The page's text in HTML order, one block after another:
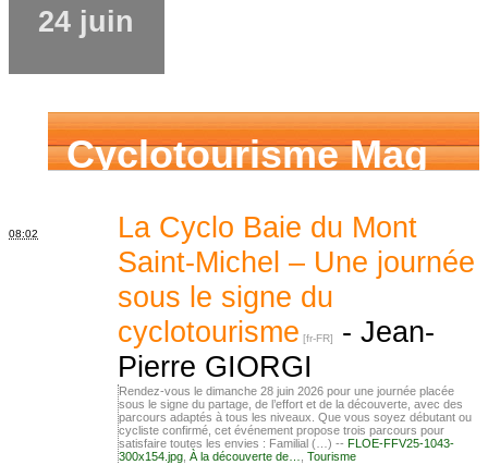
24 juin
Cyclotourisme Mag
08:02
La Cyclo Baie du Mont
Saint-Michel – Une journée
sous le signe du
cyclotourisme
- Jean-
Pierre GIORGI
Rendez-vous le dimanche 28 juin 2026 pour une journée placée
sous le signe du partage, de l’effort et de la découverte, avec des
parcours adaptés à tous les niveaux. Que vous soyez débutant ou
cycliste confirmé, cet événement propose trois parcours pour
satisfaire toutes les envies : Familial (…) -- FLOE-FFV25-1043-
300x154.jpg, À la découverte de…, Tourisme